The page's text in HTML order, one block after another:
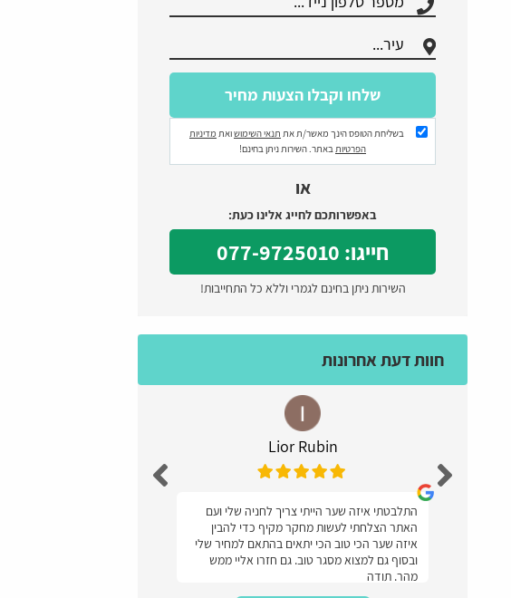
בשליחת הטופס הינך מאשר/ת את תנאי השימושואת מדיניות
הפרטיותבאתר. השירות ניתן בחינם!
או
באפשרותכם לחייג אלינו כעת:
חייגו: 077-9725010
השירות ניתן בחינם לגמרי וללא כל התחייבות!
חוות דעת אחרונות
Lior Rubin
התלבטתי איזה שער הייתי צריך לחניה שלי ועם
האתר הצלחתי לעשות מחקר מקיף כדי להבין
איזה שער הכי טוב הכי יתאים בהתאם למחיר שלי
ובסוף גם למצוא מסגר טוב. גם חזרו אליי ממש
מהר. תודה